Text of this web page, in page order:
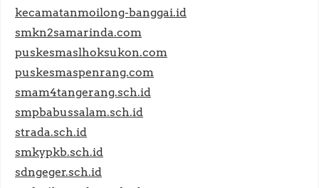
kecamatanmoilong-banggai.id
smkn2samarinda.com
puskesmaslhoksukon.com
puskesmaspenrang.com
smam4tangerang.sch.id
smpbabussalam.sch.id
strada.sch.id
smkypkb.sch.id
sdngeger.sch.id